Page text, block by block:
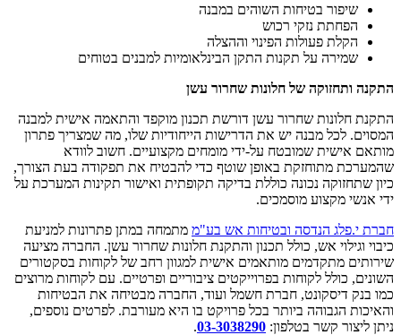
שיפור בטיחות השוהים במבנה
הפחתת נזקי רכוש
הקלת פעולות הפינוי וההצלה
שמירה על תקנות התקן הבינלאומיות למבנים בטוחים
התקנה ותחזוקה של חלונות שחרור עשן
התקנת חלונות שחרור עשן דורשת תכנון מוקפד והתאמה אישית למבנה
המסוים. לכל מבנה יש את הדרישות הייחודיות שלו, מה שמצריך פתרון
מותאם אישית שמובטח על-ידי מומחים מקצועיים. חשוב לוודא
שהמערכת מתוחזקת באופן שוטף כדי להבטיח את תפקודה בעת הצורך,
כיון שתחזוקה נכונה כוללת בדיקה תקופתית ואישור תקינות המערכת על
ידי אנשי מקצוע מוסמכים.
חברת י.פלג הנדסה ובטיחות אש בע"מ מתמחה במתן פתרונות למניעת
כיבוי וגילוי אש, כולל תכנון והתקנת חלונות שחרור עשן. החברה מציעה
שירותים מתקדמים מותאמים אישית למגוון רחב של לקוחות בסקטורים
השונים, כולל לקוחות בפרוייקטים ציבוריים ופרטיים. עם לקוחות מרוצים
כמו בנק דיסקונט, חברת חשמל ועוד, החברה מבטיחה את הבטיחות
והאיכות הגבוהה ביותר בכל פרויקט בו היא מעורבת. לפרטים נוספים,
ניתן ליצור קשר בטלפון: 03-3038290
.